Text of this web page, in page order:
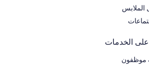
الخدمات
موظفون